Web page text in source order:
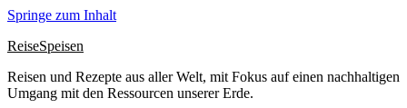
Springe zum Inhalt
ReiseSpeisen
Reisen und Rezepte aus aller Welt, mit Fokus auf einen nachhaltigen
Umgang mit den Ressourcen unserer Erde.